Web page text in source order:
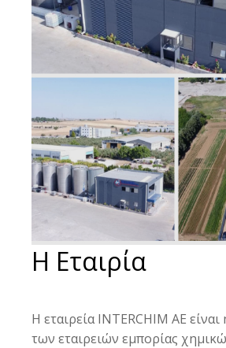
Η Εταιρία
Η εταιρεία INTERCHIM AE είναι
των εταιρειών εμπορίας